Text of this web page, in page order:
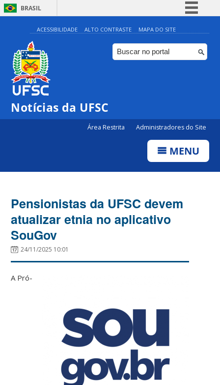
BRASIL
Simplifique!
Comunica BR
Participe
ACESSIBILIDADE ALTO CONTRASTE MAPA DO SITE
Notícias da UFSC
Área Restrita Administradores do Site
MENU
Pensionistas da UFSC devem
atualizar etnia no aplicativo
SouGov
24/11/2025 10:01
A Pró-